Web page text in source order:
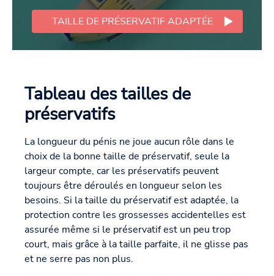
TAILLE DE PRÉSERVATIF ADAPTÉE
Tableau des tailles de
préservatifs
La longueur du pénis ne joue aucun rôle dans le
choix de la bonne taille de préservatif, seule la
largeur compte, car les préservatifs peuvent
toujours être déroulés en longueur selon les
besoins. Si la taille du préservatif est adaptée, la
protection contre les grossesses accidentelles est
assurée même si le préservatif est un peu trop
court, mais grâce à la taille parfaite, il ne glisse pas
et ne serre pas non plus.